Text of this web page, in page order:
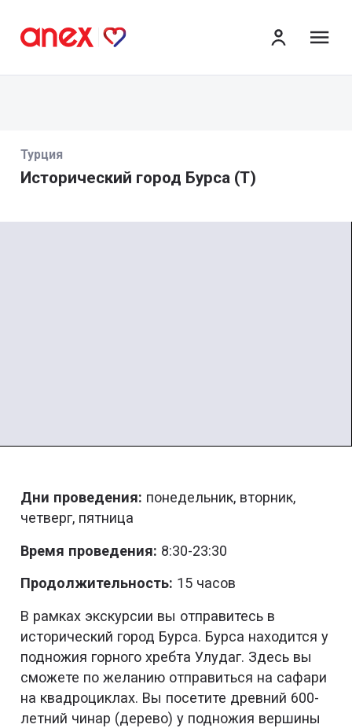
Турция
Исторический город Бурса (T)
Дни проведения: понедельник, вторник,
четверг, пятница
Время проведения: 8:30-23:30
Продолжительность: 15 часов
В рамках экскурсии вы отправитесь в
исторический город Бурса. Бурса находится у
подножия горного хребта Улудаг. Здесь вы
сможете по желанию отправиться на сафари
на квадроциклах. Вы посетите древний 600-
летний чинар (дерево) у подножия вершины